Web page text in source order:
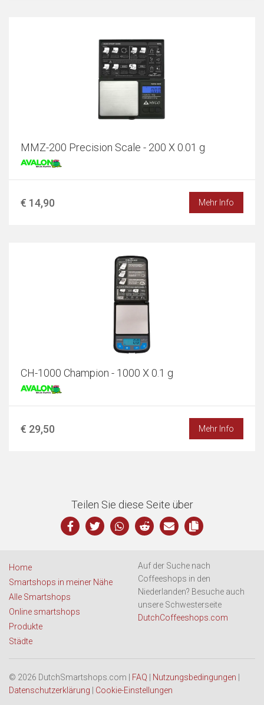
MMZ-200 Precision Scale - 200 X 0.01 g
€ 14,90 Mehr Info
CH-1000 Champion - 1000 X 0.1 g
€ 29,50 Mehr Info
Teilen Sie diese Seite über
Home
Smartshops in meiner Nähe
Alle Smartshops
Online smartshops
Produkte
Städte
Auf der Suche nach
Coffeeshops in den
Niederlanden? Besuche auch
unsere Schwesterseite
DutchCoffeeshops.com
© 2026 DutchSmartshops.com | FAQ Nutzungsbedingungen
Datenschutzerklärung
Cookie-Einstellungen